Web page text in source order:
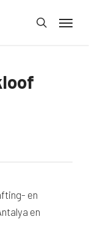
search
Menu
en
en